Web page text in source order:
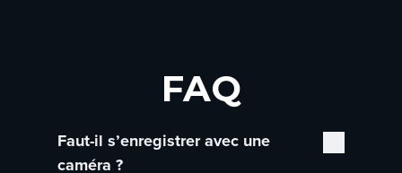
FAQ
Faut-il s’enregistrer avec une
caméra ?